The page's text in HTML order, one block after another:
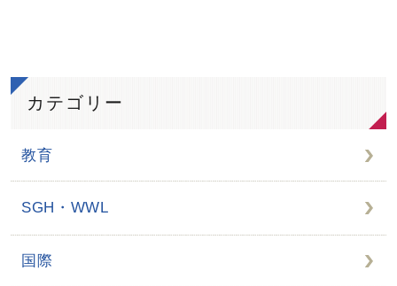
カテゴリー
教育
SGH・WWL
国際